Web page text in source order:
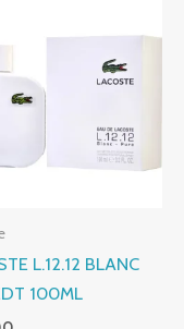
L.12.12 BLANC
100ML